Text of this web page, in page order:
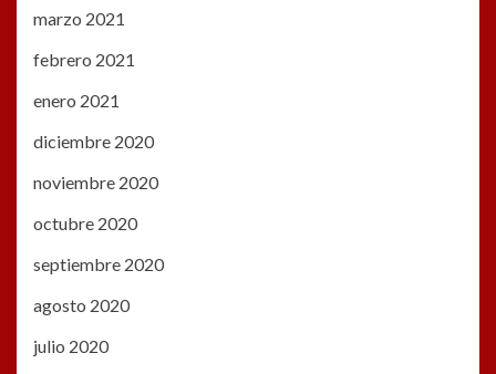
marzo 2021
febrero 2021
enero 2021
diciembre 2020
noviembre 2020
octubre 2020
septiembre 2020
agosto 2020
julio 2020